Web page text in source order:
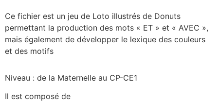
Ce fichier est un jeu de Loto illustrés de Donuts
permettant la production des mots « ET » et « AVEC »,
mais également de développer le lexique des couleurs
et des motifs
Niveau : de la Maternelle au CP-CE1
Il est composé de